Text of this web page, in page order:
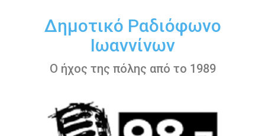
περιεχόμενοΔημοτικό Ραδιόφωνο
Ιωαννίνων
Ο ήχος της πόλης από το 1989